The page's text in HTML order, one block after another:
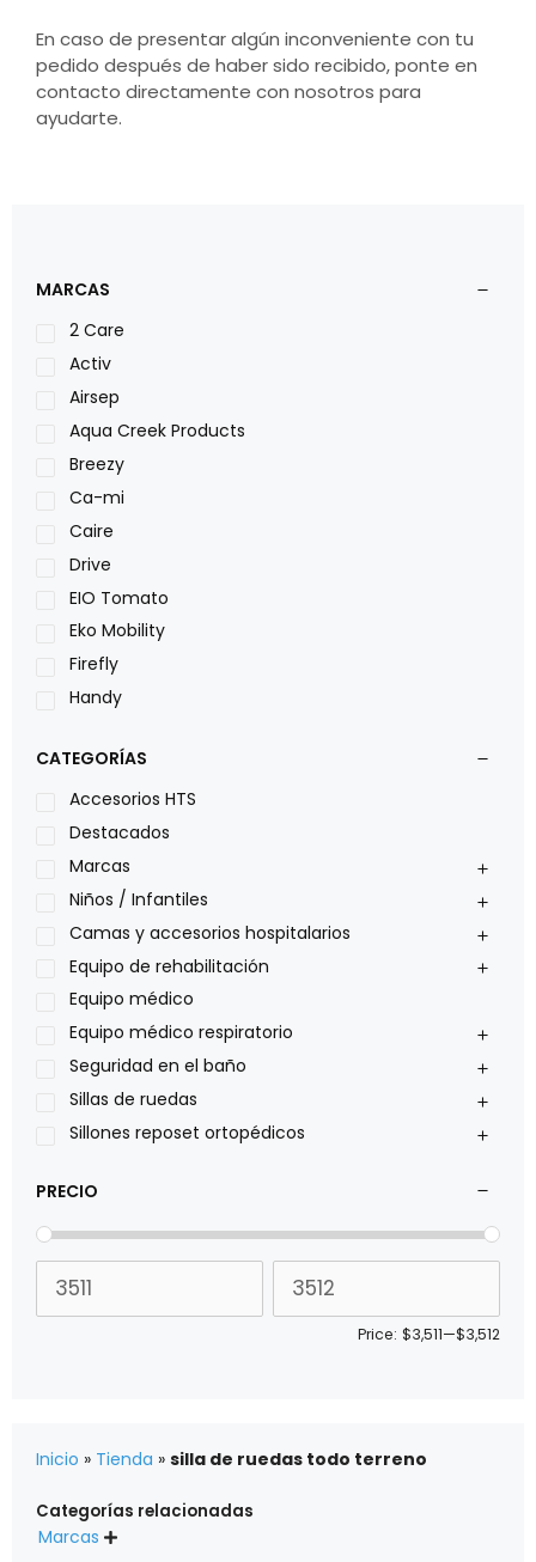
En caso de presentar algún inconveniente con tu
pedido después de haber sido recibido, ponte en
contacto directamente con nosotros para
ayudarte.
MARCAS
2 Care
Activ
Airsep
Aqua Creek Products
Breezy
Ca-mi
Caire
Drive
EIO Tomato
Eko Mobility
Firefly
Handy
Leggero
Lumex
Medical Store
Nidek
Oxiplus
Philips
Pride
Roho
Sillas de ruedas Everest Jennings
Stealth products
Xiehe Medical
CATEGORÍAS
Accesorios HTS
Destacados
Marcas
Niños / Infantiles
Camas y accesorios hospitalarios
Equipo de rehabilitación
Equipo médico
Equipo médico respiratorio
Seguridad en el baño
Sillas de ruedas
Sillones reposet ortopédicos
PRECIO
Price: $3,511—$3,512
Inicio » Tienda » silla de ruedas todo terreno
Categorías relacionadas
Marcas 